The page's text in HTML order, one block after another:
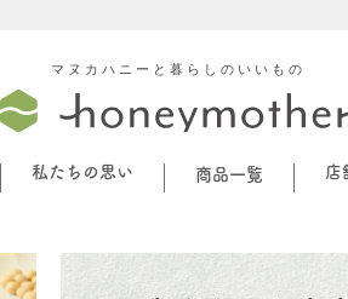
マヌカハニーと暮らしのいいもの
私たちの思い 商品一覧 店